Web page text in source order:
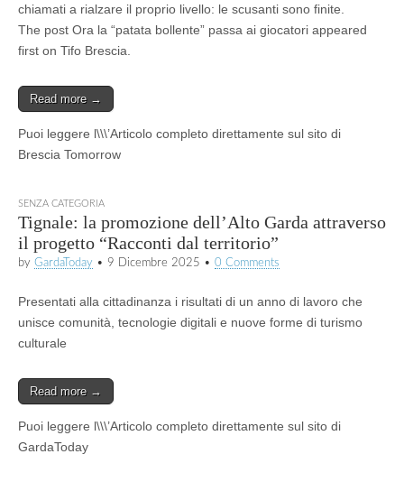
chiamati a rialzare il proprio livello: le scusanti sono finite.
The post Ora la “patata bollente” passa ai giocatori appeared
first on Tifo Brescia.
Read more →
Puoi leggere l\\\’Articolo completo direttamente sul sito di
Brescia Tomorrow
SENZA CATEGORIA
Tignale: la promozione dell’Alto Garda attraverso
il progetto “Racconti dal territorio”
by GardaToday • 9 Dicembre 2025 • 0 Comments
Presentati alla cittadinanza i risultati di un anno di lavoro che
unisce comunità, tecnologie digitali e nuove forme di turismo
culturale
Read more →
Puoi leggere l\\\’Articolo completo direttamente sul sito di
GardaToday